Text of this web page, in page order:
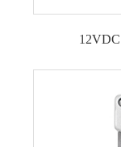
12VDC